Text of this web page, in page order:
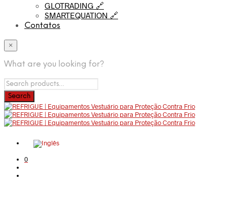
GLOTRADING 🔗
SMARTEQUATION 🔗
Contatos
×
What are you looking for?
0